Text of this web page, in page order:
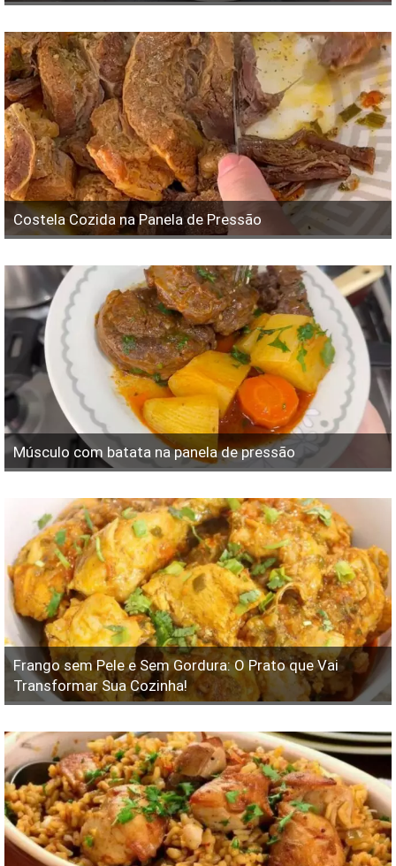
Costela Cozida na Panela de Pressão
Músculo com batata na panela de pressão
Frango sem Pele e Sem Gordura: O Prato que Vai
Transformar Sua Cozinha!